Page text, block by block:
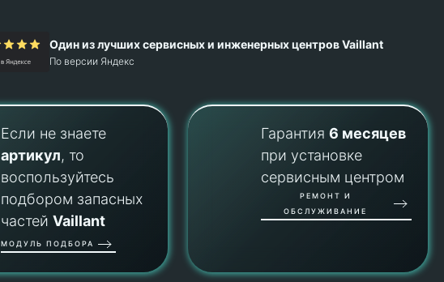
Один из лучших сервисных и инженерных центров Vaillant
По версии Яндекс
Если не знаете
артикул, то
воспользуйтесь
подбором запасных
частейVaillant
МОДУЛЬ ПОДБОРА
Гарантия6 месяцев
при установке
сервисным центром
РЕМОНТ И
ОБСЛУЖИВАНИЕ